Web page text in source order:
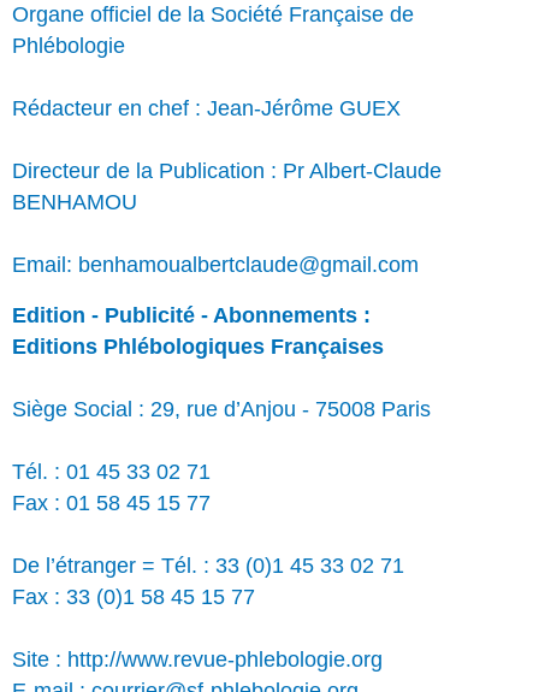
Organe officiel de la Société Française de
Phlébologie
Rédacteur en chef : Jean-Jérôme GUEX
Directeur de la Publication : Pr Albert-Claude
BENHAMOU
Email: benhamoualbertclaude@gmail.com
Edition - Publicité - Abonnements :
Editions Phlébologiques Françaises
Siège Social : 29, rue d’Anjou - 75008 Paris
Tél. : 01 45 33 02 71
Fax : 01 58 45 15 77
De l’étranger = Tél. : 33 (0)1 45 33 02 71
Fax : 33 (0)1 58 45 15 77
Site : http://www.revue-phlebologie.org